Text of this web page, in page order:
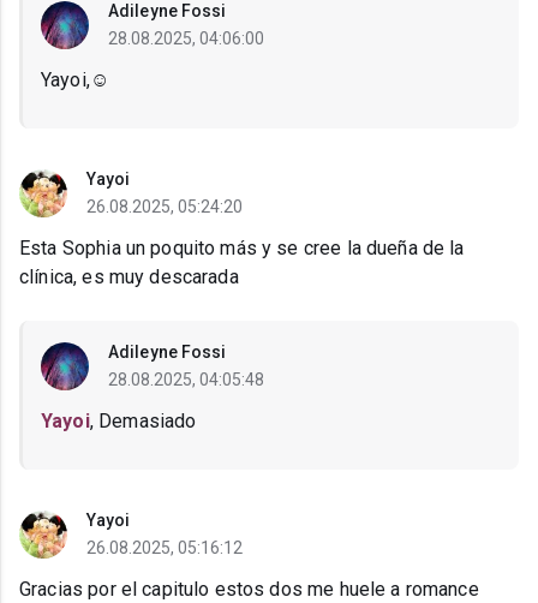
Adileyne Fossi
28.08.2025, 04:06:00
Yayoi,☺️
Yayoi
26.08.2025, 05:24:20
Esta Sophia un poquito más y se cree la dueña de la
clínica, es muy descarada
Adileyne Fossi
28.08.2025, 04:05:48
Yayoi, Demasiado
Yayoi
26.08.2025, 05:16:12
Gracias por el capitulo estos dos me huele a romance